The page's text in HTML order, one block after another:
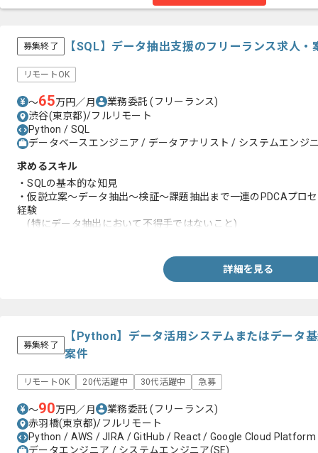
募集終了 【SQL】データ抽出支援のフリーランス求人・
リモートOK
〜65万円／月 業務委託(フリーランス)
渋谷(東京都)/フルリモート
Python / SQL
データベースエンジニア / データアナリスト / システムエンジ
求めるスキル
・SQLの基本的な知見
・仮説立案～データ抽出～検証～課題抽出まで一連のPDCAプロ
経験
(特にデータ抽出において不得手ではないこと)
詳細を見る
募集終了
【Python】データ活用システムまたはデータ
案件
リモートOK 20代活躍中 30代活躍中 急募
〜90万円／月 業務委託(フリーランス)
赤羽橋(東京都)/フルリモート
Python / AWS / JIRA / GitHub / React / Google Cloud
データエンジニア / システムエンジニア(SE)